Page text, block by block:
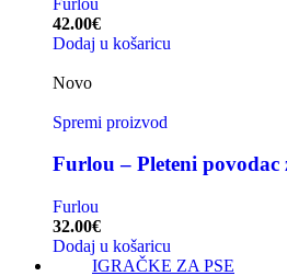
42.00€
Dodaj u košaricu
Novo
Spremi proizvod
Furlou – Pleteni povodac
Furlou
32.00€
Dodaj u košaricu
IGRAČKE ZA PSE